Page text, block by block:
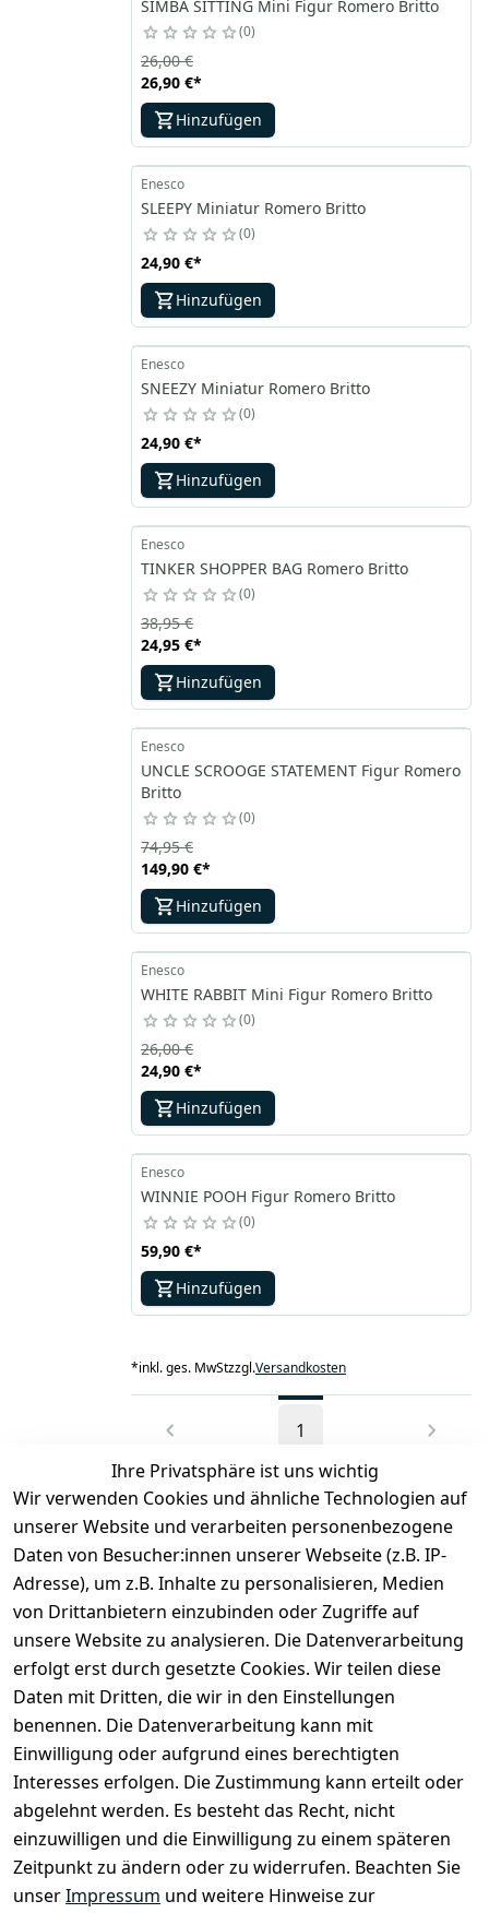
SIMBA SITTING Mini Figur Romero Britto
0
26,90 €*
26,00 €
Hinzufügen
Enesco
SLEEPY Miniatur Romero Britto
0
24,90 €*
Hinzufügen
Enesco
SNEEZY Miniatur Romero Britto
0
24,90 €*
Hinzufügen
Enesco
TINKER SHOPPER BAG Romero Britto
0
24,95 €*
38,95 €
Hinzufügen
Enesco
UNCLE SCROOGE STATEMENT Figur Romero
Britto
0
149,90 €*
74,95 €
Hinzufügen
Enesco
WHITE RABBIT Mini Figur Romero Britto
0
24,90 €*
26,00 €
Hinzufügen
Enesco
WINNIE POOH Figur Romero Britto
0
59,90 €*
Hinzufügen
*inkl. ges. MwStzzgl.Versandkosten
1
Ihre Privatsphäre ist uns wichtig
Wir verwenden Cookies und ähnliche Technologien auf
unserer Website und verarbeiten personenbezogene
Daten von Besucher:innen unserer Webseite (z.B. IP-
Adresse), um z.B. Inhalte zu personalisieren, Medien
von Drittanbietern einzubinden oder Zugriffe auf
unsere Website zu analysieren. Die Datenverarbeitung
erfolgt erst durch gesetzte Cookies. Wir teilen diese
Daten mit Dritten, die wir in den Einstellungen
benennen. Die Datenverarbeitung kann mit
Einwilligung oder aufgrund eines berechtigten
Interesses erfolgen. Die Zustimmung kann erteilt oder
abgelehnt werden. Es besteht das Recht, nicht
einzuwilligen und die Einwilligung zu einem späteren
Zeitpunkt zu ändern oder zu widerrufen. Beachten Sie
unserImpressum und weitere Hinweise zur
Rechtliches
Impressum
AGB
Datenschutze
rklärung
Widerrufsbe
lehrung
Muster-
Widerrufsfo
rmular
Barrierefreihe
itserklärung
Kontakt
Kontakt
Registrieren